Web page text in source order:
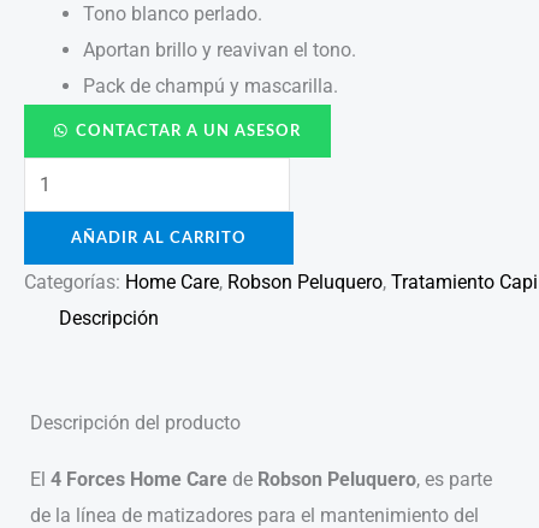
Tono blanco perlado.
Aportan brillo y reavivan el tono.
Pack de champú y mascarilla.
CONTACTAR A UN ASESOR
AÑADIR AL CARRITO
Categorías: Home Care, Robson Peluquero, Tratamiento
Descripción
Descripción del producto
El 4 Forces Home Care de Robson Peluquero, es parte
de la línea de matizadores para el mantenimiento del